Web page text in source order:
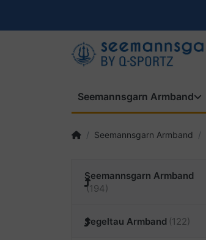
Seemannsgarn Armband
Seemannsgarn Armband
Seemannsgarn Armband
Segeltau Armband